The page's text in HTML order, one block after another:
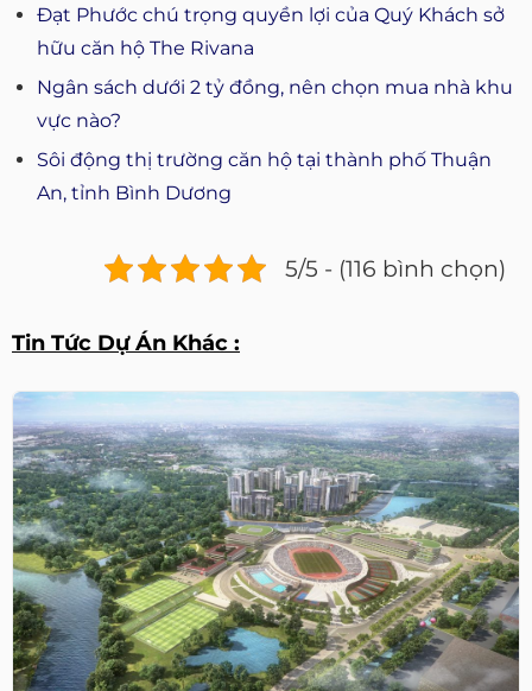
Đạt Phước chú trọng quyền lợi của Quý Khách sở
hữu căn hộ The Rivana
Ngân sách dưới 2 tỷ đồng, nên chọn mua nhà khu
vực nào?
Sôi động thị trường căn hộ tại thành phố Thuận
An, tỉnh Bình Dương
5/5 - (116 bình chọn)
Tin Tức Dự Án Khác :